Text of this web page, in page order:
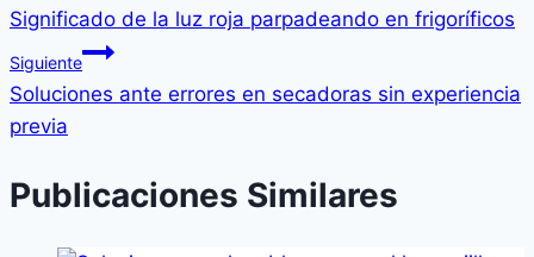
Significado de la luz roja parpadeando en frigoríficos
Siguiente
Soluciones ante errores en secadoras sin experiencia
previa
Publicaciones Similares